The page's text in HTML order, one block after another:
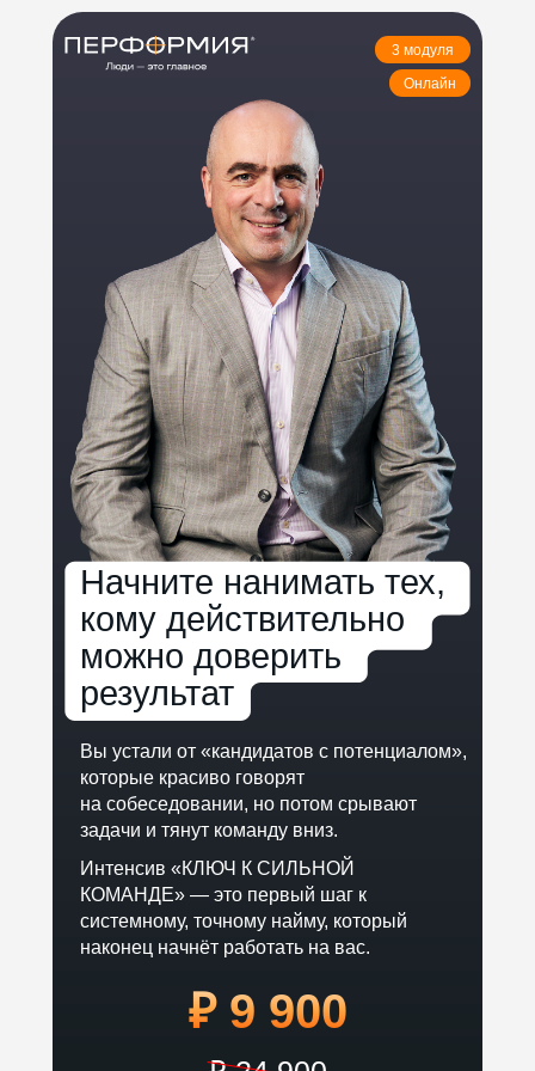
3 модуля
Онлайн
Начните нанимать тех,
кому действительно
можно доверить
результат
Вы устали от «кандидатов с потенциалом»,
которые красиво говорят
на собеседовании, но потом срывают
задачи и тянут команду вниз.
Интенсив «КЛЮЧ К СИЛЬНОЙ
КОМАНДЕ» — это первый шаг к
системному, точному найму, который
наконец начнёт работать на вас.
₽ 9 900